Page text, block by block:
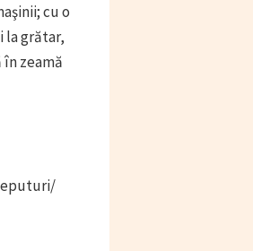
cu o
la grătar,
zeamă